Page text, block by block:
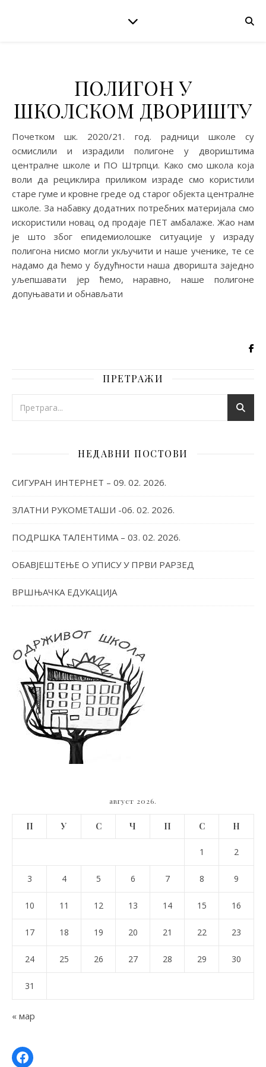
ПОЛИГОН У
ШКОЛСКОМ ДВОРИШТУ
Почетком шк. 2020/21. год. радници школе су
осмислили и израдили полигоне у двориштима
централне школе и ПО Штрпци. Како смо школа која
воли да рециклира приликом израде смо користили
старе гуме и кровне греде од старог објекта централне
школе. За набавку додатних потребних материјала смо
искористили новац од продаје ПЕТ амбалаже. Жао нам
је што због епидемиолошке ситуације у израду
полигона нисмо могли укључити и наше ученике, те се
надамо да ћемо у будућности наша дворишта заједно
уљепшавати јер ћемо, наравно, наше полигоне
допуњавати и обнављати
ПРЕТРАЖИ
НЕДАВНИ ПОСТОВИ
СИГУРАН ИНТЕРНЕТ – 09. 02. 2026.
ЗЛАТНИ РУКОМЕТАШИ -06. 02. 2026.
ПОДРШКА ТАЛЕНТИМА – 03. 02. 2026.
ОБАВЈЕШТЕЊЕ О УПИСУ У ПРВИ РАРЗЕД
ВРШЊАЧКА ЕДУКАЦИЈА
август 2026.
П У С Ч П С Н
1 2
3 4 5 6 7 8 9
10 11 12 13 14 15 16
17 18 19 20 21 22 23
24 25 26 27 28 29 30
31
« мар